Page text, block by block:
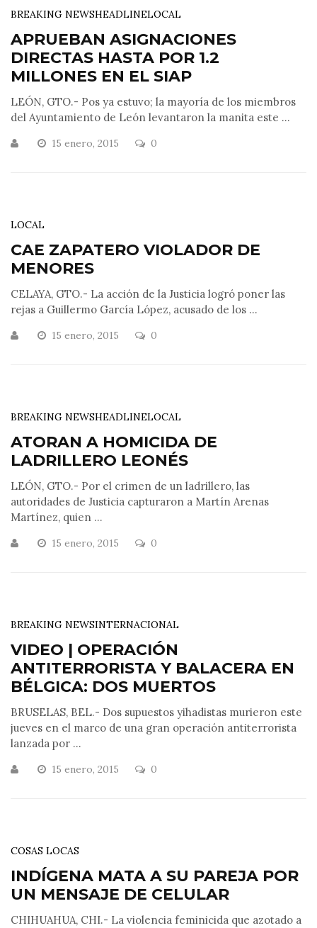
BREAKING NEWSHEADLINELOCAL
APRUEBAN ASIGNACIONES
DIRECTAS HASTA POR 1.2
MILLONES EN EL SIAP
LEÓN, GTO.- Pos ya estuvo; la mayoría de los miembros
del Ayuntamiento de León levantaron la manita este ...
15 enero, 2015 0
LOCAL
CAE ZAPATERO VIOLADOR DE
MENORES
CELAYA, GTO.- La acción de la Justicia logró poner las
rejas a Guillermo García López, acusado de los ...
15 enero, 2015 0
BREAKING NEWSHEADLINELOCAL
ATORAN A HOMICIDA DE
LADRILLERO LEONÉS
LEÓN, GTO.- Por el crimen de un ladrillero, las
autoridades de Justicia capturaron a Martín Arenas
Martínez, quien ...
15 enero, 2015 0
BREAKING NEWSINTERNACIONAL
VIDEO | OPERACIÓN
ANTITERRORISTA Y BALACERA EN
BÉLGICA: DOS MUERTOS
BRUSELAS, BEL.- Dos supuestos yihadistas murieron este
jueves en el marco de una gran operación antiterrorista
lanzada por ...
15 enero, 2015 0
COSAS LOCAS
INDÍGENA MATA A SU PAREJA POR
UN MENSAJE DE CELULAR
CHIHUAHUA, CHI.- La violencia feminicida que azotado a